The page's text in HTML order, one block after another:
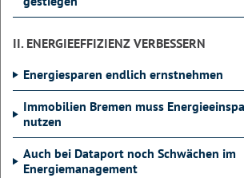
II. ENERGIEEFFIZIENZ VERBESSERN
Energiesparen endlich ernstnehmen
Immobilien Bremen muss
nutzen
Auch bei Dataport noch Schwächen im
Energiemanagement